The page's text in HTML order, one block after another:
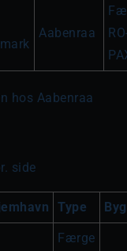
Aabenraa
hos Aabenraa
side
Type
Færge